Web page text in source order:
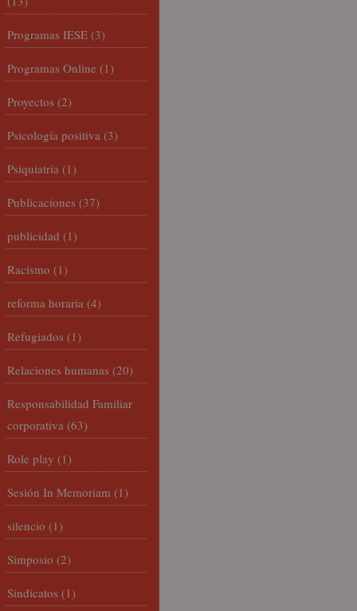
Programas IESE (3)
Programas Online (1)
Proyectos (2)
Psicología positiva (3)
Psiquiatría (1)
Publicaciones (37)
publicidad (1)
Racismo (1)
reforma horaria (4)
Refugiados (1)
Relaciones humanas (20)
Responsabilidad Familiar
corporativa (63)
Role play (1)
Sesión In Memoriam (1)
silencio (1)
Simposio (2)
Sindicatos (1)